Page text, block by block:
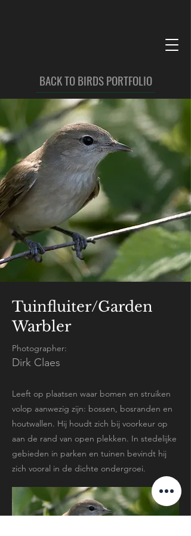
BACK TO BIRDS PORTFOLIO
Tuinfluiter/Garden
Warbler
Photographer:
Dirk Claes
Leeft op plaatsen waar bomen en struiken
volop aanwezig zijn: bossen, bosranden en
houtwallen. Hij houdt zich bij voorkeur op
aan de rand van open plekken. In stedelijke
gebieden in parken en tuinen bevindt hij
zich vooral in de dichte ondergroei.